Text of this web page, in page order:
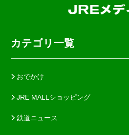
カテゴリ一覧
おでかけ
JRE MALLショッピング
鉄道ニュース